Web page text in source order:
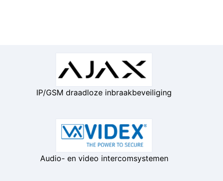
IP/GSM draadloze inbraakbeveiliging
Audio- en video intercomsystemen